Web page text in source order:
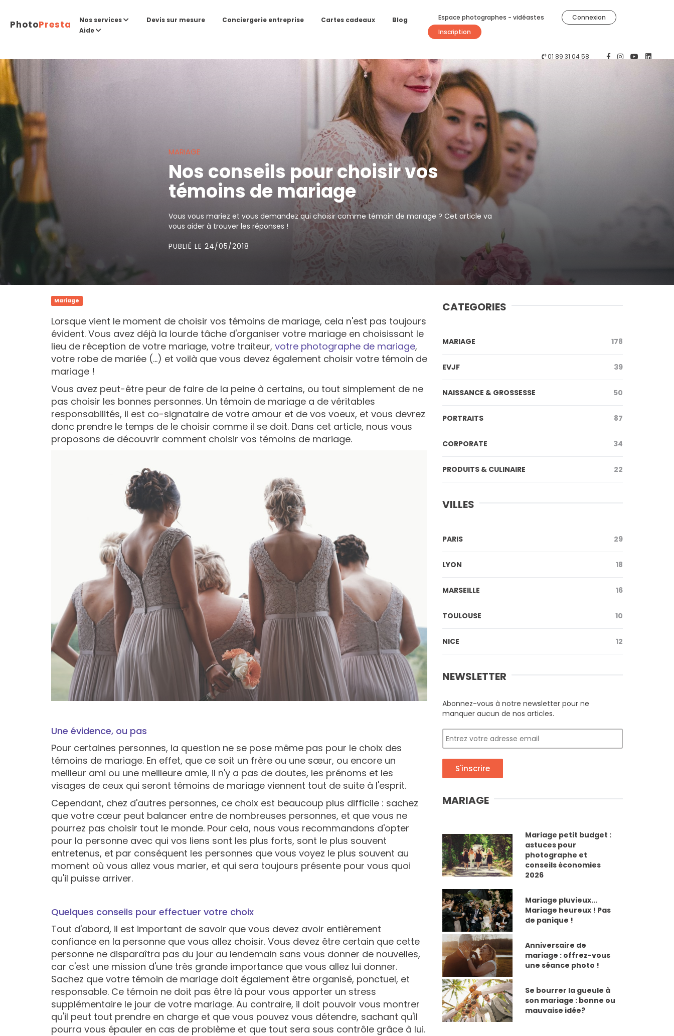
PhotoPresta Nos services Devis sur mesure Conciergerie entreprise Cartes cadeaux
Blog
Aide
Espace photographes - vidéastes
Connexion
Inscription
01 89 31 04 58
MARIAGE
Nos conseils pour choisir vos
témoins de mariage
Vous vous mariez et vous demandez qui choisir comme témoin de mariage ? Cet article va
vous aider à trouver les réponses !
PUBLIÉ LE 24/05/2018
Mariage
Lorsque vient le moment de choisir vos témoins de mariage, cela n'est pas toujours
évident. Vous avez déjà la lourde tâche d'organiser votre mariage en choisissant le
lieu de réception de votre mariage, votre traiteur, votre photographe de mariage,
votre robe de mariée (...) et voilà que vous devez également choisir votre témoin de
mariage !
Vous avez peut-être peur de faire de la peine à certains, ou tout simplement de ne
pas choisir les bonnes personnes. Un témoin de mariage a de véritables
responsabilités, il est co-signataire de votre amour et de vos voeux, et vous devrez
donc prendre le temps de le choisir comme il se doit. Dans cet article, nous vous
proposons de découvrir comment choisir vos témoins de mariage.
Une évidence, ou pas
Pour certaines personnes, la question ne se pose même pas pour le choix des
témoins de mariage. En effet, que ce soit un frère ou une sœur, ou encore un
meilleur ami ou une meilleure amie, il n'y a pas de doutes, les prénoms et les
visages de ceux qui seront témoins de mariage viennent tout de suite à l'esprit.
Cependant, chez d'autres personnes, ce choix est beaucoup plus difficile : sachez
que votre cœur peut balancer entre de nombreuses personnes, et que vous ne
pourrez pas choisir tout le monde. Pour cela, nous vous recommandons d'opter
pour la personne avec qui vos liens sont les plus forts, sont le plus souvent
entretenus, et par conséquent les personnes que vous voyez le plus souvent au
moment où vous allez vous marier, et qui sera toujours présente pour vous quoi
qu'il puisse arriver.
Quelques conseils pour effectuer votre choix
Tout d'abord, il est important de savoir que vous devez avoir entièrement
confiance en la personne que vous allez choisir. Vous devez être certain que cette
personne ne disparaîtra pas du jour au lendemain sans vous donner de nouvelles,
car c'est une mission d'une très grande importance que vous allez lui donner.
Sachez que votre témoin de mariage doit également être organisé, ponctuel, et
responsable. Ce témoin ne doit pas être là pour vous apporter un stress
supplémentaire le jour de votre mariage. Au contraire, il doit pouvoir vous montrer
qu'il peut tout prendre en charge et que vous pouvez vous détendre, sachant qu'il
pourra vous épauler en cas de problème et que tout sera sous contrôle grâce à lui.
CATEGORIES
MARIAGE 178
EVJF 39
NAISSANCE & GROSSESSE 50
PORTRAITS 87
CORPORATE 34
PRODUITS & CULINAIRE 22
VILLES
PARIS 29
LYON 18
MARSEILLE 16
TOULOUSE 10
NICE 12
NEWSLETTER
Abonnez-vous à notre newsletter pour ne
manquer aucun de nos articles.
S'inscrire
MARIAGE
Mariage petit budget :
astuces pour
photographe et
conseils économies
2026
Mariage pluvieux...
Mariage heureux ! Pas
de panique !
Anniversaire de
mariage : offrez-vous
une séance photo !
Se bourrer la gueule à
son mariage : bonne ou
mauvaise idée?